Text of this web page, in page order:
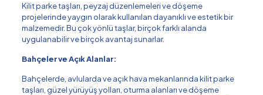
Kilit parke taşları, peyzaj düzenlemeleri ve döşeme
projelerinde yaygın olarak kullanılan dayanıklı ve estetik bir
malzemedir. Bu çok yönlü taşlar, birçok farklı alanda
uygulanabilir ve birçok avantaj sunarlar.
Bahçeler ve Açık Alanlar:
Bahçelerde, avlularda ve açık hava mekanlarında kilit parke
taşları, güzel yürüyüş yolları, oturma alanları ve döşeme